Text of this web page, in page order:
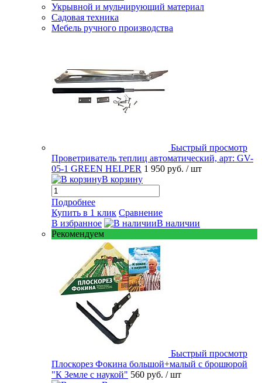
Укрывной и мульчирующий материал
Садовая техника
Мебель ручного производства
Быстрый просмотр
Проветриватель теплиц автоматический, арт: GV-
05-1 GREEN HELPER 1 950 руб. / шт
В корзину
Подробнее
Купить в 1 клик Сравнение
В избранное
В наличии
Рекомендуем
Быстрый просмотр
Плоскорез Фокина большой+малый с брошюрой
"К Земле с наукой" 560 руб. / шт